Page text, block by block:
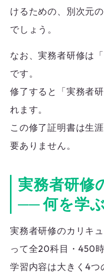
けるための、別次元
でしょう。
なお、実務者研修は
です。
修了すると「実務者
れます。
この修了証明書は生
要ありません。
実務者研修
── 何を学
実務者研修のカリキ
って全20科目・450
学習内容は大きく4つ